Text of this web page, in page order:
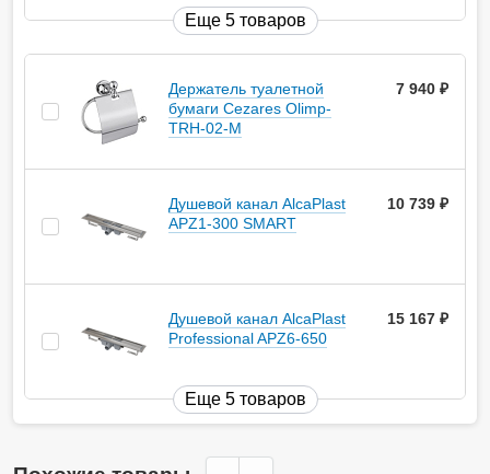
Еще 5 товаров
Держатель туалетной
бумаги Cezares Olimp-
TRH-02-M
7 940
Душевой канал AlcaPlast
APZ1-300 SMART
10 739
Душевой канал AlcaPlast
Professional APZ6-650
15 167
Еще 5 товаров